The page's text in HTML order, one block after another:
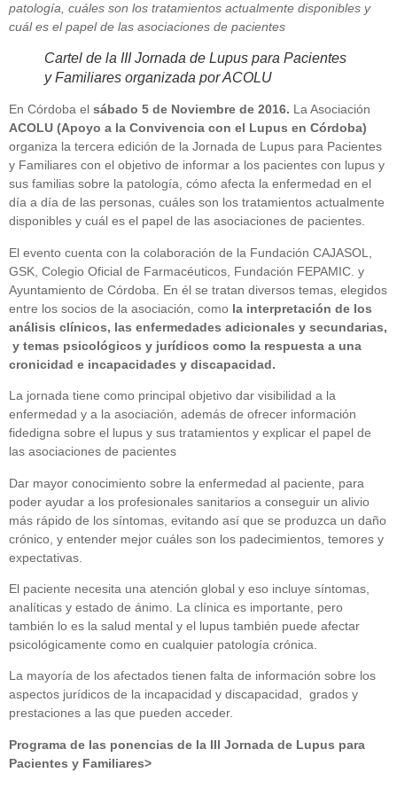
patología, cuáles son los tratamientos actualmente disponibles y
cuál es el papel de las asociaciones de pacientes
Cartel de la III Jornada de Lupus para Pacientes
y Familiares organizada por ACOLU
En Córdoba el sábado 5 de Noviembre de 2016. La Asociación
ACOLU (Apoyo a la Convivencia con el Lupus en Córdoba)
organiza la tercera edición de la Jornada de Lupus para Pacientes
y Familiares con el objetivo de informar a los pacientes con lupus y
sus familias sobre la patología, cómo afecta la enfermedad en el
día a día de las personas, cuáles son los tratamientos actualmente
disponibles y cuál es el papel de las asociaciones de pacientes.
El evento cuenta con la colaboración de la Fundación CAJASOL,
GSK, Colegio Oficial de Farmacéuticos, Fundación FEPAMIC. y
Ayuntamiento de Córdoba. En él se tratan diversos temas, elegidos
entre los socios de la asociación, como la interpretación de los
análisis clínicos, las enfermedades adicionales y secundarias,
y temas psicológicos y jurídicos como la respuesta a una
cronicidad e incapacidades y discapacidad.
La jornada tiene como principal objetivo dar visibilidad a la
enfermedad y a la asociación, además de ofrecer información
fidedigna sobre el lupus y sus tratamientos y explicar el papel de
las asociaciones de pacientes
Dar mayor conocimiento sobre la enfermedad al paciente, para
poder ayudar a los profesionales sanitarios a conseguir un alivio
más rápido de los síntomas, evitando así que se produzca un daño
crónico, y entender mejor cuáles son los padecimientos, temores y
expectativas.
El paciente necesita una atención global y eso incluye síntomas,
analíticas y estado de ánimo. La clínica es importante, pero
también lo es la salud mental y el lupus también puede afectar
psicológicamente como en cualquier patología crónica.
La mayoría de los afectados tienen falta de información sobre los
aspectos jurídicos de la incapacidad y discapacidad, grados y
prestaciones a las que pueden acceder.
Programa de las ponencias de la III Jornada de Lupus para
Pacientes y Familiares>